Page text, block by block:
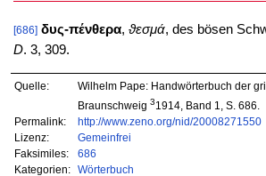
[686] δυς-πένθερα, ϑεσμά, des bösen
D. 3, 309.
Quelle:
Wilhelm Pape: Handwörterbuch der
Braunschweig 31914, Band 1, S. 686.
Permalink:
http://www.zeno.org/nid/20008271550
Lizenz:
Gemeinfrei
Faksimiles:
686
Kategorien:
Wörterbuch